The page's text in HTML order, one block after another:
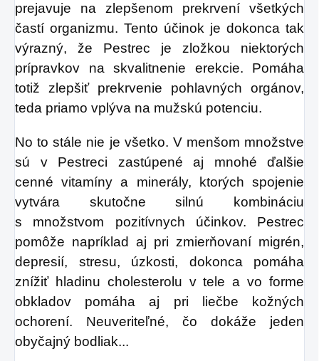
prejavuje na zlepšenom prekrvení všetkých
častí organizmu. Tento účinok je dokonca tak
výrazný, že Pestrec je zložkou niektorých
prípravkov na skvalitnenie erekcie. Pomáha
totiž zlepšiť prekrvenie pohlavných orgánov,
teda priamo vplýva na mužskú potenciu.
No to stále nie je všetko. V menšom množstve
sú v Pestreci zastúpené aj mnohé ďalšie
cenné vitamíny a minerály, ktorých spojenie
vytvára skutočne silnú kombináciu
s množstvom pozitívnych účinkov. Pestrec
pomôže napríklad aj pri zmierňovaní migrén,
depresií, stresu, úzkosti, dokonca pomáha
znížiť hladinu cholesterolu v tele a vo forme
obkladov pomáha aj pri liečbe kožných
ochorení. Neuveriteľné, čo dokáže jeden
obyčajný bodliak...